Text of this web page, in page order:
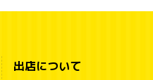
出店について